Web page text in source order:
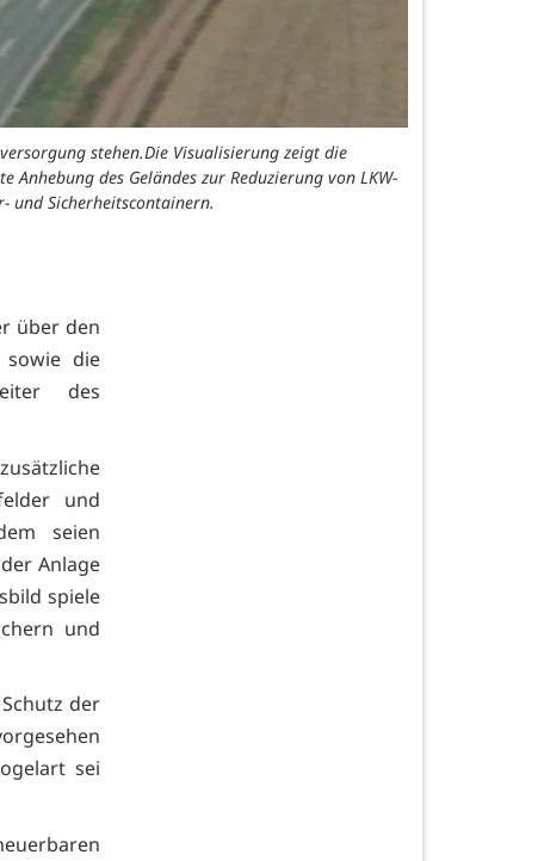
stehen.Die Visualisierung zeigt die
des Geländes zur Reduzierung von LKW-
und Sicherheitscontainern.
über den
sowie die
des
und
seien
Anlage
spiele
und
der
sei